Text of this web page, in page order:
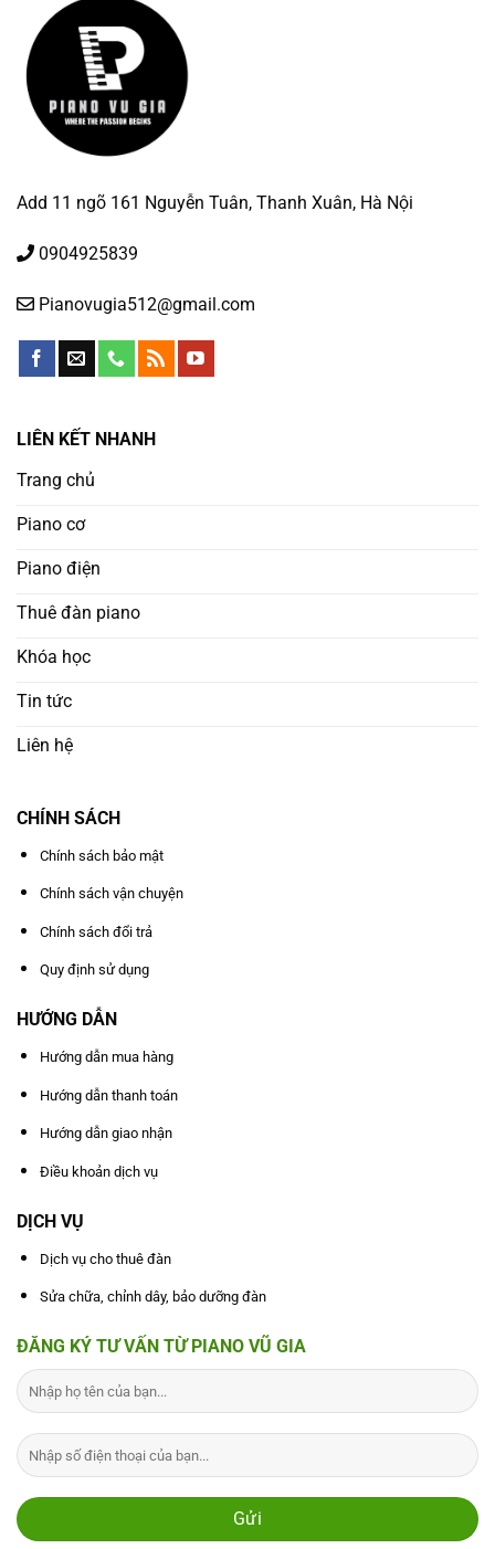
Add 11 ngõ 161 Nguyễn Tuân, Thanh Xuân, Hà Nội
0904925839
Pianovugia512@gmail.com
LIÊN KẾT NHANH
Trang chủ
Piano cơ
Piano điện
Thuê đàn piano
Khóa học
Tin tức
Liên hệ
CHÍNH SÁCH
Chính sách bảo mật
Chính sách vận chuyện
Chính sách đổi trả
Quy định sử dụng
HƯỚNG DẪN
Hướng dẫn mua hàng
Hướng dẫn thanh toán
Hướng dẫn giao nhận
Điều khoản dịch vụ
DỊCH VỤ
Dịch vụ cho thuê đàn
Sửa chữa, chỉnh dây, bảo dưỡng đàn
ĐĂNG KÝ TƯ VẤN TỪ PIANO VŨ GIA